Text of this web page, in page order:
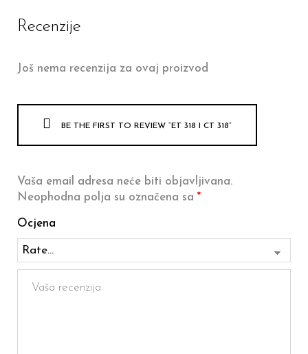
Recenzije
Još nema recenzija za ovaj proizvod
BE THE FIRST TO REVIEW “ET 318 I CT 318”
Vaša email adresa neće biti objavljivana.
Neophodna polja su označena sa *
Ocjena